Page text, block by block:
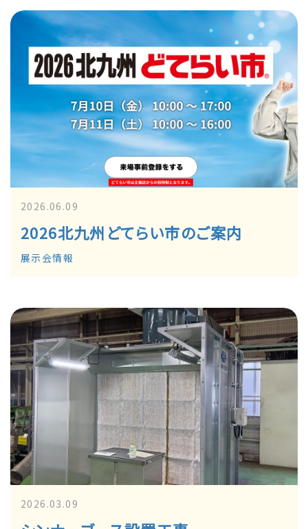
2026北九州どてらい市のご案内
2026.06.09
展示会情報
2026.03.09